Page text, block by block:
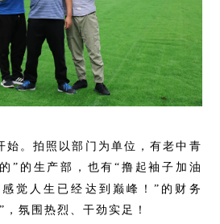
始。拍照以部门为单位，有老中青
”的生产部，也有“撸起袖子加油
觉人生已经达到巅峰！”的财务
氛围热烈、干劲实足！